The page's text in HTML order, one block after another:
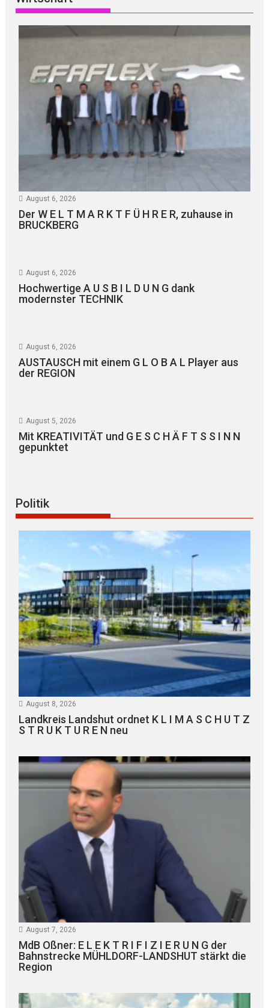
August 6, 2026
Der W E L T M A R K T F Ü H R E R, zuhause in
BRUCKBERG
August 6, 2026
Hochwertige A U S B I L D U N G dank
modernster TECHNIK
August 6, 2026
AUSTAUSCH mit einem G L O B A L Player aus
der REGION
August 5, 2026
Mit KREATIVITÄT und G E S C H Ä F T S S I N N
gepunktet
Politik
August 8, 2026
Landkreis Landshut ordnet K L I M A S C H U T Z
S T R U K T U R E N neu
August 7, 2026
MdB Oßner: E L E K T R I F I Z I E R U N G der
Bahnstrecke MÜHLDORF-LANDSHUT stärkt die
Region